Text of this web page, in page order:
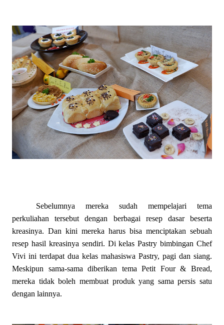
Sebelumnya mereka sudah mempelajari tema
perkuliahan tersebut dengan berbagai resep dasar beserta
kreasinya. Dan kini mereka harus bisa menciptakan sebuah
resep hasil kreasinya sendiri. Di kelas Pastry bimbingan Chef
Vivi ini terdapat dua kelas mahasiswa Pastry, pagi dan siang.
Meskipun sama-sama diberikan tema Petit Four & Bread,
mereka tidak boleh membuat produk yang sama persis satu
dengan lainnya.